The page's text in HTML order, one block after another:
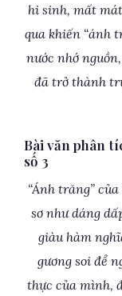
hi sinh, mất
qua khiến “ánh
nước nhớ
đã trở thành
Bài văn phân
số 3
“Ánh trăng”
sơ như dáng
giàu hàm
gương soi để
thực của mình,